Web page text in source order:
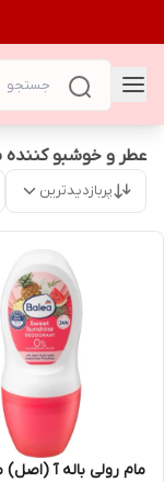
عطر و خوشبو کننده
پربازدیدترین
مام رولی باله آ